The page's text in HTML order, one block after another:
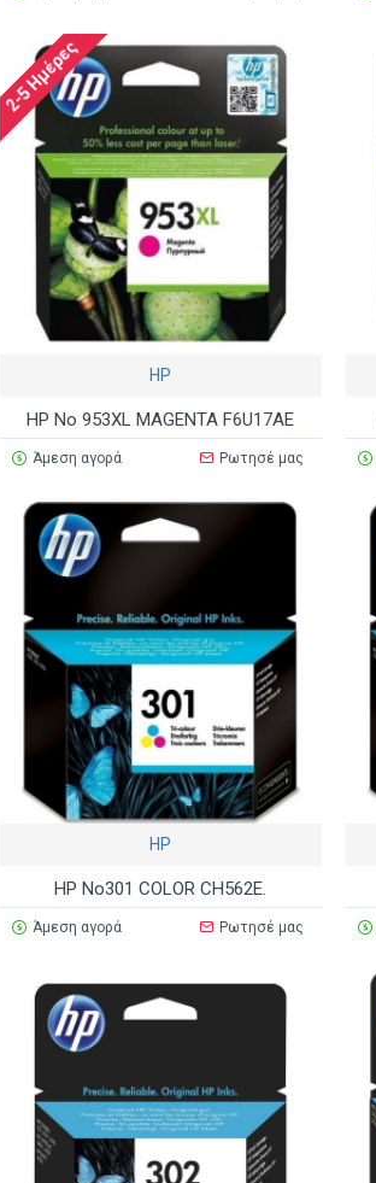
2-5 Ημέρες
HP
HP No 953XL MAGENTA F6U17AE
Άμεση αγορά Ρωτησέ μας
HP
HP No301 COLOR CH562E.
Άμεση αγορά Ρωτησέ μας